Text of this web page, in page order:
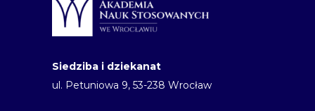
Siedziba i dziekanat
ul. Petuniowa 9, 53-238 Wrocław